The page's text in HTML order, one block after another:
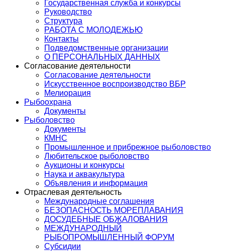
Государственная служба и конкурсы
Руководство
Структура
РАБОТА С МОЛОДЕЖЬЮ
Контакты
Подведомственные организации
О ПЕРСОНАЛЬНЫХ ДАННЫХ
Согласование деятельности
Согласование деятельности
Искусственное воспроизводство ВБР
Мелиорация
Рыбоохрана
Документы
Рыболовство
Документы
КМНС
Промышленное и прибрежное рыболовство
Любительское рыболовство
Аукционы и конкурсы
Наука и аквакультура
Объявления и информация
Отраслевая деятельность
Международные соглашения
БЕЗОПАСНОСТЬ МОРЕПЛАВАНИЯ
ДОСУДЕБНЫЕ ОБЖАЛОВАНИЯ
МЕЖДУНАРОДНЫЙ
РЫБОПРОМЫШЛЕННЫЙ ФОРУМ
Субсидии